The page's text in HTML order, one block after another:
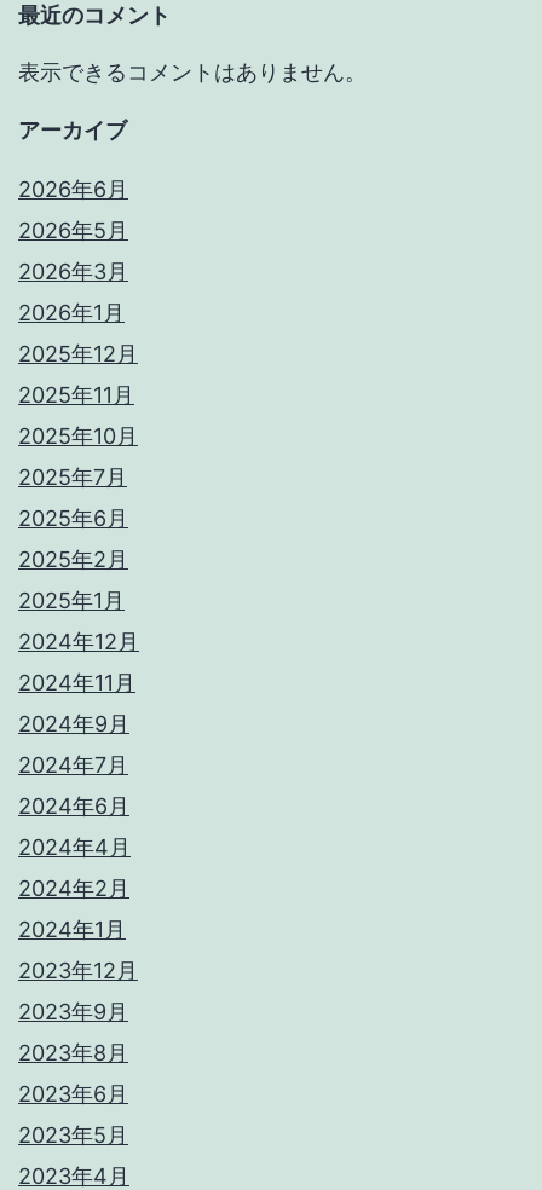
最近のコメント
表示できるコメントはありません。
アーカイブ
2026年6月
2026年5月
2026年3月
2026年1月
2025年12月
2025年11月
2025年10月
2025年7月
2025年6月
2025年2月
2025年1月
2024年12月
2024年11月
2024年9月
2024年7月
2024年6月
2024年4月
2024年2月
2024年1月
2023年12月
2023年9月
2023年8月
2023年6月
2023年5月
2023年4月